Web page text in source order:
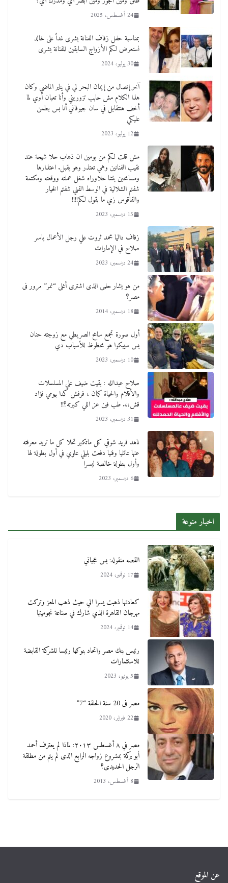
24 أغسطس، 2025
بمناسبة حفل زفاف الفنانة بشرى غداً على خالد
نستعرض لكم الأزواج السابقين للفنانة بشرى
30 يوليو، 2024
آخر إتصال من إيمان البحر لي في يناير الماضي وكان
هذا الكلام مش حابب تزوريني وأنا تعبان أوي لما
أخف هنتقابل في سان جيوفاني أنا بس بطمن
عليكي
12 يوليو، 2023
مش قلت لكم من يومين ان ذهاب حلا شيحة عند
نقيب الفنانين وهي تعتذر وهو يقبل. اعتذارها
ومسامحين بنتنا حلاوراه شغل عملته ووقعته ومكتمة
شفتم الشلالية في الوسط الفني شفتم الخيار
والفاقوس زي ما بقول لكم!!!!
15 ديسمبر، 2023
زفاف داليا محمد ثروت علي رجل الأعمال ياسر
صلاح في الإمارات
24 ديسمبر، 2023
من هو يشار حلمى الذى اشترى أغلى “نمر” مرور فى
مصر؟
18 ديسمبر، 2014
أول صورة تجمع سامح الصريطي مع زوجته حنان
بس سيبكوا هو محظوظ للأسباب دي
10 ديسمبر، 2023
صلاح عبدالله : بقيت ضيف علي المسلسلات
والأفلام والحياة كمان ، فرفش كدا بيومي فؤاد
قش،،. طب فين عز اللي كبرته؟!!
31 ديسمبر، 2023
ناهد فريد شوقي كل ماتكبر تحلا كل ما تريد معرفته
عنها عائليا وفنيا دفعت بليلي علوي في أول بطولة لها
وأول بطولة خالصة ليسرا
6 ديسمبر، 2023
اخبار منوعة
القصه منقوله: بس عجباني
17 نوفمبر، 2024
كعادتها ذهبت يسرا الي حيث ذهب المعز وتركت
مهرجان القاهرة الذي شارك في صناعة نجوميتها
14 نوفمبر، 2024
رئيس بنك مصر واتحاد بنوكها رئيسا للشركة القابضة
للاستثمارات
5 يونيو، 2023
مصر فى 20 سنة الحلقة “7”
22 فبراير، 2020
مصر في ٨ أغسطس ٢٠١٣: لماذا لم يعترف أحمد
أبو بركة بمشروع زواجه الرابع الذى لم يتم من مطلقة
الرجل الحديدى؟
8 أغسطس، 2013
عن الموقع